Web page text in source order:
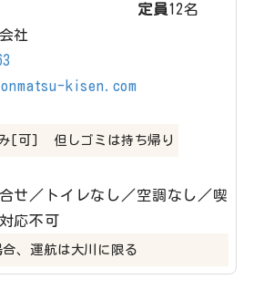
社
kisen.com
定員12名
[可] 但しゴミは持ち帰り
せ／トイレなし／空調なし／喫
応不可
、運航は大川に限る